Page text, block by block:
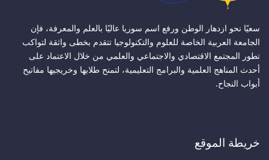
سعيًا نحو ازدهار الوطن ورفع اسم سوريا عاليًا بالعلم والمعرفة، فإن
الجامعة العربية الخاصة للعلوم والتكنولوجيا تتقدم بخطى واثقة لتواكب
تطور المجتمع الاقتصادي والاجتماعي والعلمي من خلال الاعتماد على
أحدث المناهج العلمية والبرامج التعليمية، لتمنح طلابها وخريجيها مفاتيح
أبواب النجاح.
خريطة الموقع